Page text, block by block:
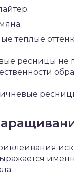
теплые
ресницы не